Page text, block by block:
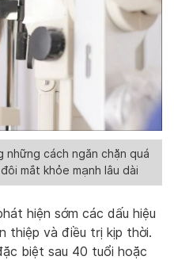
những cách ngăn chặn quá
mắt khỏe mạnh lâu dài
hiện sớm các dấu hiệu
thiệp và điều trị kịp thời.
biệt sau 40 tuổi hoặc